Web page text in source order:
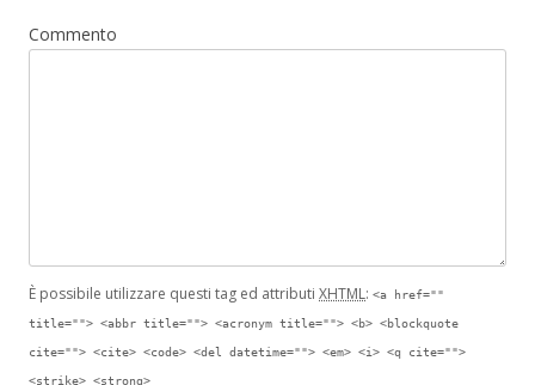
Commento
È possibile utilizzare questi tag ed attributi XHTML: <a href=""
title=""> <abbr title=""> <acronym title=""> <b> <blockquote
cite=""> <cite> <code> <del datetime=""> <em> <i> <q cite="">
<strike> <strong>